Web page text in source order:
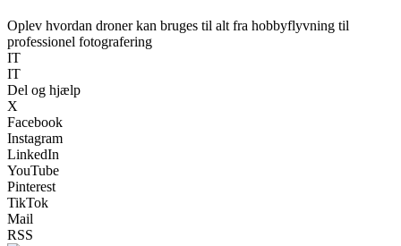
Oplev hvordan droner kan bruges til alt fra hobbyflyvning til
professionel fotografering
IT
IT
Del og hjælp
X
Facebook
Instagram
LinkedIn
YouTube
Pinterest
TikTok
Mail
RSS